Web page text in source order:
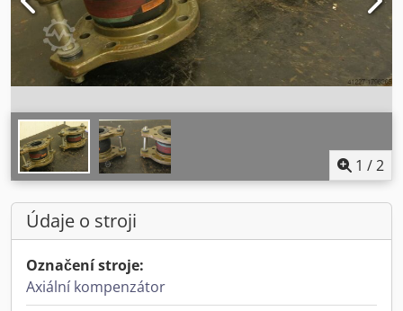
1 /2
Údaje o stroji
Označení stroje:
Axiální kompenzátor